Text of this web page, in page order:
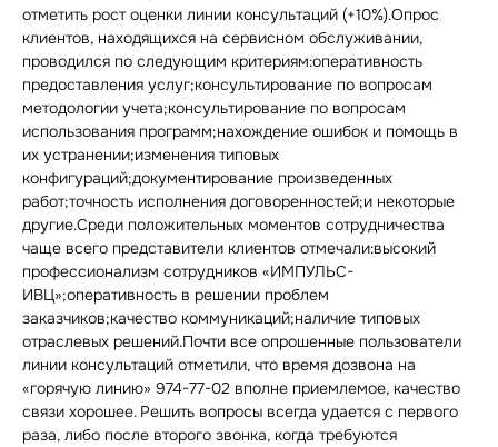
отметить рост оценки линии консультаций (+10%).Опрос
клиентов, находящихся на сервисном обслуживании,
проводился по следующим критериям:оперативность
предоставления услуг;консультирование по вопросам
методологии учета;консультирование по вопросам
использования программ;нахождение ошибок и помощь в
их устранении;изменения типовых
конфигураций;документирование произведенных
работ;точность исполнения договоренностей;и некоторые
другие.Среди положительных моментов сотрудничества
чаще всего представители клиентов отмечали:высокий
профессионализм сотрудников «ИМПУЛЬС-
ИВЦ»;оперативность в решении проблем
заказчиков;качество коммуникаций;наличие типовых
отраслевых решений.Почти все опрошенные пользователи
линии консультаций отметили, что время дозвона на
«горячую линию» 974-77-02 вполне приемлемое, качество
связи хорошее. Решить вопросы всегда удается с первого
раза, либо после второго звонка, когда требуются